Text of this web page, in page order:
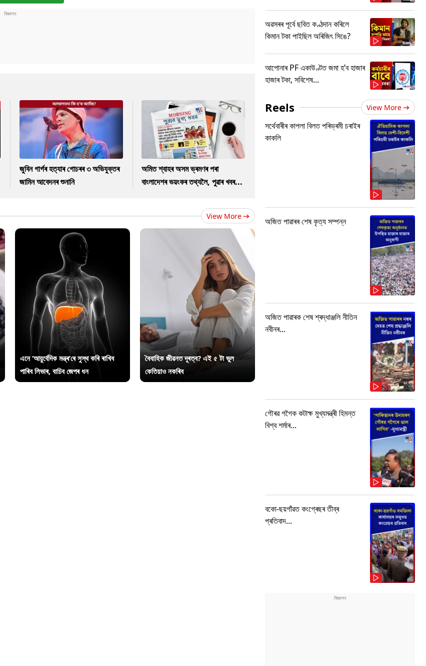
জুবিন গাৰ্গৰ হত্যাৰ গোচৰৰ ৩ অভিযুক্তৰ
জামিন আবেদনৰ শুনানি
অমিত শ্বাহৰ অসম ভ্ৰমণৰ পৰা
বাংলাদেশৰ ভয়ংকৰ তথ্যলৈ, পুৱাৰ খবৰ...
View More
এনে ‘আয়ুৰ্বেদিক মন্ত্ৰ’ৰে সুস্থ কৰি ৰাখিব
পাৰিব লিভাৰ, বাচিব জেপৰ ধন
বৈবাহিক জীৱনত দূৰত্ব? এই ৫ টা ভুল
কেতিয়াও নকৰিব
অৱসৰৰ পূৰ্বে ছবিত কণ্ঠদান কৰিলে
কিমান টকা পাইছিল অৰিজিৎ সিঙে?
আপোনাৰ PF একাউণ্টত জমা হ’ব হাজাৰ
হাজাৰ টকা, সবিশেষ...
Reels View More
সৰ্থেবাৰীৰ কাপলা বিলত পৰিভ্ৰমী চৰাইৰ
কাকলি
অজিত পাৱাৰৰ শেষ কৃত্য সম্পন্ন
অজিত পাৱাৰক শেষ শ্ৰদ্ধাঞ্জলি নীতিন
নবীনৰ...
গৌৰৱ গগৈক কটাক্ষ মুখ্যমন্ত্ৰী হিমন্ত
বিশ্ব শৰ্মাৰ...
বকো-ছয়গাঁৱত কংগ্ৰেছৰ তীব্ৰ
প্ৰতিবাদ...